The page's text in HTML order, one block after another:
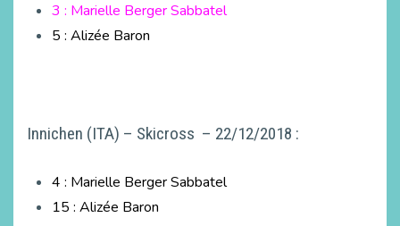
3 : Marielle Berger Sabbatel
5 : Alizée Baron
Innichen (ITA) – Skicross – 22/12/2018 :
4 : Marielle Berger Sabbatel
15 : Alizée Baron